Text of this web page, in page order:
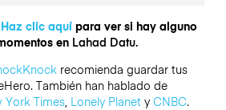
Haz clic aquípara ver si hay alguno
en Lahad Datu.
recomienda guardar tus
También han hablado de
York Times, Lonely Planety CNBC.